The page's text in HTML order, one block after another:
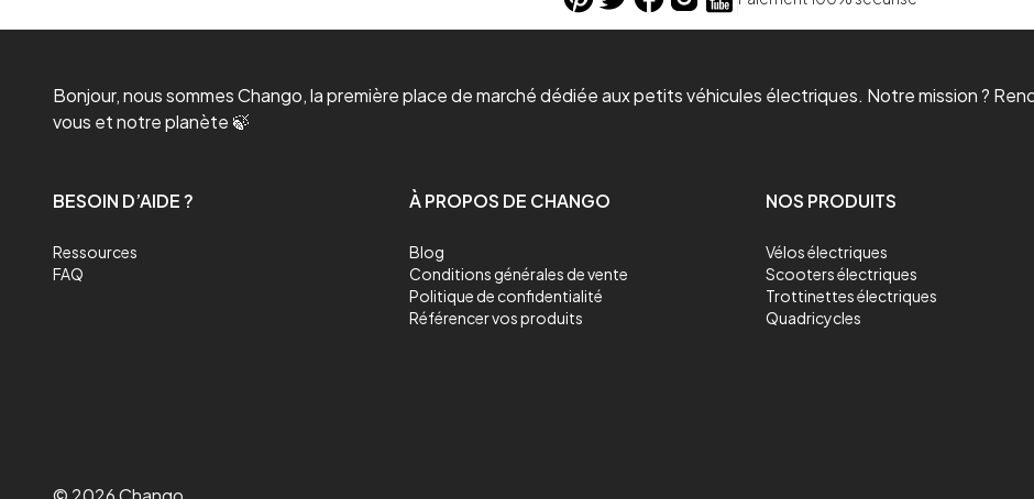
Bonjour, nous sommes Chango, la première place de marché dédiée aux petits véhicules électriques. Notre mission ?
vous et notre planète 🍃
BESOIN D’AIDE ?
Ressources
FAQ
À PROPOS DE CHANGO
Blog
Conditions générales de vente
Politique de confidentialité
Référencer vos produits
NOS PRODUITS
Vélos électriques
Scooters électriques
Trottinettes électriques
Quadricycles